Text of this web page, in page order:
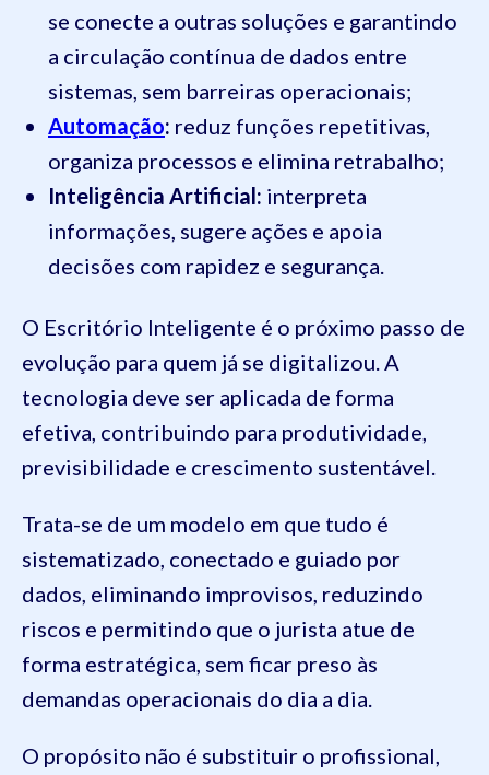
se conecte a outras soluções e garantindo
a circulação contínua de dados entre
sistemas, sem barreiras operacionais;
Automação: reduz funções repetitivas,
organiza processos e elimina retrabalho;
Inteligência Artificial: interpreta
informações, sugere ações e apoia
decisões com rapidez e segurança.
O Escritório Inteligente é o próximo passo de
evolução para quem já se digitalizou. A
tecnologia deve ser aplicada de forma
efetiva, contribuindo para produtividade,
previsibilidade e crescimento sustentável.
Trata-se de um modelo em que tudo é
sistematizado, conectado e guiado por
dados, eliminando improvisos, reduzindo
riscos e permitindo que o jurista atue de
forma estratégica, sem ficar preso às
demandas operacionais do dia a dia.
O propósito não é substituir o profissional,